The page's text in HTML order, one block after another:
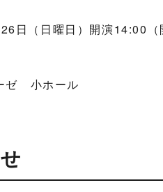
日（日曜日）開演14:00（
ゼ 小ホール